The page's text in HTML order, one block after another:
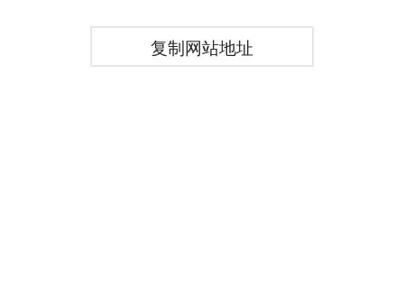
复制网站地址